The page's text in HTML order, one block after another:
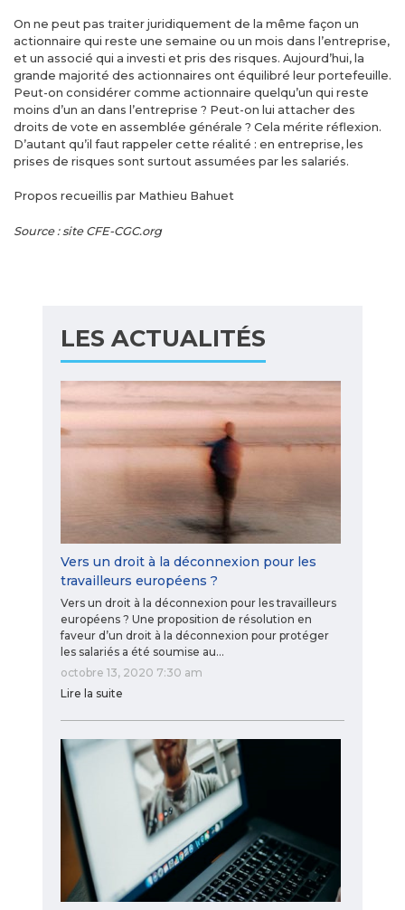
On ne peut pas traiter juridiquement de la même façon un
actionnaire qui reste une semaine ou un mois dans l’entreprise,
et un associé qui a investi et pris des risques. Aujourd’hui, la
grande majorité des actionnaires ont équilibré leur portefeuille.
Peut-on considérer comme actionnaire quelqu’un qui reste
moins d’un an dans l’entreprise ? Peut-on lui attacher des
droits de vote en assemblée générale ? Cela mérite réflexion.
D’autant qu’il faut rappeler cette réalité : en entreprise, les
prises de risques sont surtout assumées par les salariés.
Propos recueillis par Mathieu Bahuet
Source : site CFE-CGC.org
LES ACTUALITÉS
Vers un droit à la déconnexion pour les
travailleurs européens ?
Vers un droit à la déconnexion pour les travailleurs
européens ? Une proposition de résolution en
faveur d’un droit à la déconnexion pour protéger
les salariés a été soumise au…
octobre 13, 2020 7:30 am
Lire la suite